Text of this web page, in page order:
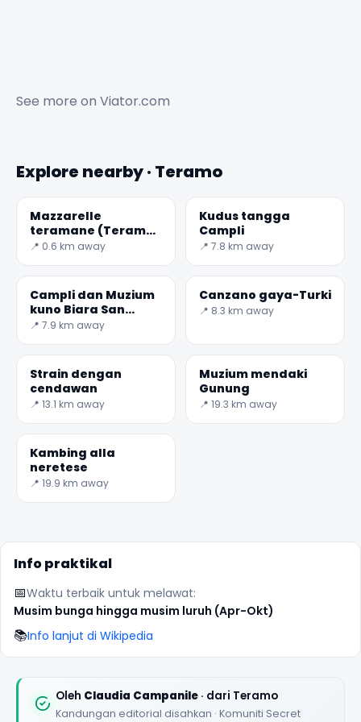
See more on Viator.com
Explore nearby · Teramo
Mazzarelle
teramane (Teramo
Kambing gulung)
📍 0.6 km away
Kudus tangga
Campli
📍 7.8 km away
Campli dan Muzium
kuno Biara San
Francesco
📍 7.9 km away
Canzano gaya-Turki
📍 8.3 km away
Strain dengan
cendawan
📍 13.1 km away
Muzium mendaki
Gunung
📍 19.3 km away
Kambing alla
neretese
📍 19.9 km away
Info praktikal
📅Waktu terbaik untuk melawat:
Musim bunga hingga musim luruh (Apr-Okt)
📚Info lanjut di Wikipedia
Oleh Claudia Campanile · dari Teramo
Kandungan editorial disahkan · Komuniti Secret